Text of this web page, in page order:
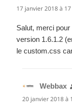
17 janvier 2018 à
Salut, merci
version 1.6.1.2
le custom.css
Webbax
20 janvier 2018 à